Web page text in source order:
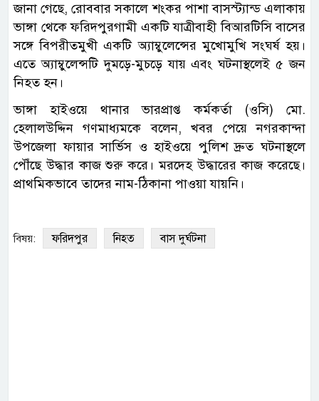
জানা গেছে, রোববার সকালে শংকর পাশা বাসস্ট্যান্ড এলাকায়
ভাঙ্গা থেকে ফরিদপুরগামী একটি যাত্রীবাহী বিআরটিসি বাসের
সঙ্গে বিপরীতমুখী একটি অ্যাম্বুলেন্সের মুখোমুখি সংঘর্ষ হয়।
এতে অ্যাম্বুলেন্সটি দুমড়ে-মুচড়ে যায় এবং ঘটনাস্থলেই ৫ জন
নিহত হন।
ভাঙ্গা হাইওয়ে থানার ভারপ্রাপ্ত কর্মকর্তা (ওসি) মো.
হেলালউদ্দিন গণমাধ্যমকে বলেন, খবর পেয়ে নগরকান্দা
উপজেলা ফায়ার সার্ভিস ও হাইওয়ে পুলিশ দ্রুত ঘটনাস্থলে
পৌঁছে উদ্ধার কাজ শুরু করে। মরদেহ উদ্ধারের কাজ করেছে।
প্রাথমিকভাবে তাদের নাম-ঠিকানা পাওয়া যায়নি।
বিষয়: ফরিদপুর নিহত বাস দুর্ঘটনা